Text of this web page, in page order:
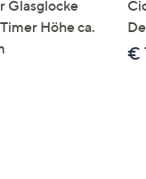
Glasglocke
Höhe ca.
€